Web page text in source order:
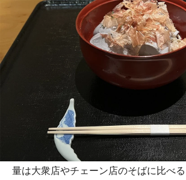
量は大衆店やチェーン店のそばに比べ